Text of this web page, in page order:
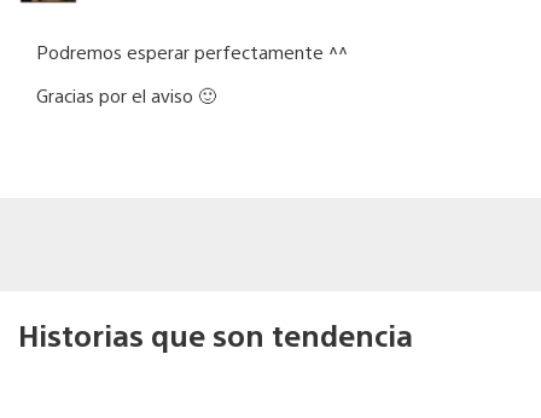
Podremos esperar perfectamente ^^
Gracias por el aviso 🙂
Historias que son tendencia